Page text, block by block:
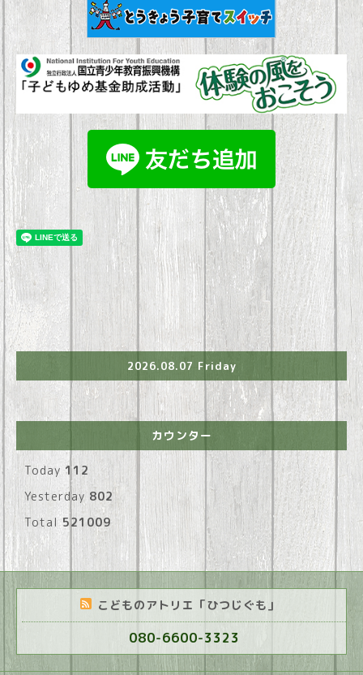
2026.08.07 Friday
カウンター
Today 112
Yesterday 802
Total521009
こどものアトリエ「ひつじぐも」
080-6600-3323